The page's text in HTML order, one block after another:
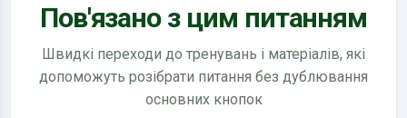
Пов'язано з цим питанням
Швидкі переходи до тренувань і матеріалів, які
допоможуть розібрати питання без дублювання
основних кнопок